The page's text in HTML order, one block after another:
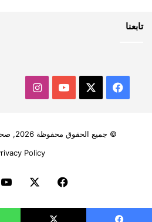
تابعنا
فيسبوك ‫YouTubeانستقرام
© جميع الحقوق محفوظة 2026, صحيفة توووفة الالكترونية
Policy
فيسبوك